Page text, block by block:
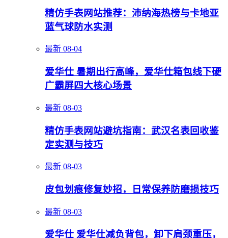
精仿手表网站推荐：沛纳海热榜与卡地亚
蓝气球防水实测
最新 08-04
爱华仕 暑期出行高峰，爱华仕箱包线下硬
广霸屏四大核心场景
最新 08-03
精仿手表网站避坑指南：武汉名表回收鉴
定实测与技巧
最新 08-03
皮包划痕修复妙招，日常保养防磨损技巧
最新 08-03
爱华仕 爱华仕减负背包，卸下肩颈重压，